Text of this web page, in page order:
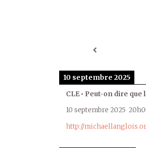
10 septembre 2025
CLE • Peut-on dire que
10 septembre 2025
http://